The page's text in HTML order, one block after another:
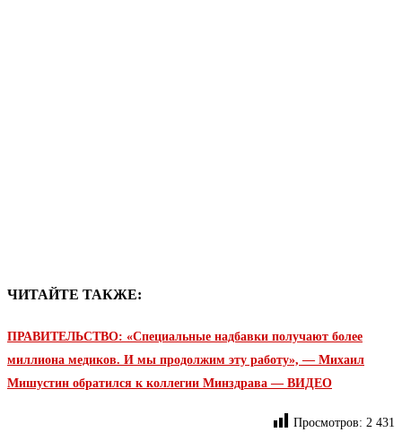
ЧИТАЙТЕ ТАКЖЕ:
ПРАВИТЕЛЬСТВО: «Специальные надбавки получают более
миллиона медиков. И мы продолжим эту работу», — Михаил
Мишустин обратился к коллегии Минздрава — ВИДЕО
Просмотров: 2 431